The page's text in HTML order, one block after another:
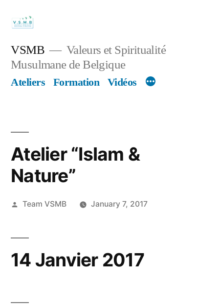
content
VSMB
Valeurs et Spiritualité
Musulmane de Belgique
Ateliers Formation Vidéos
Atelier “Islam &
Nature”
Posted
Team VSMB January 7, 2017
14 Janvier 2017